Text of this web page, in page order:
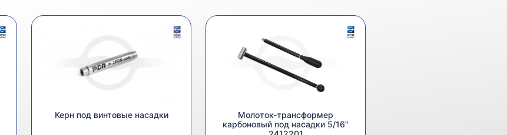
Керн под винтовые насадки
Молоток-трансформер
карбоновый под насадки 5/16"